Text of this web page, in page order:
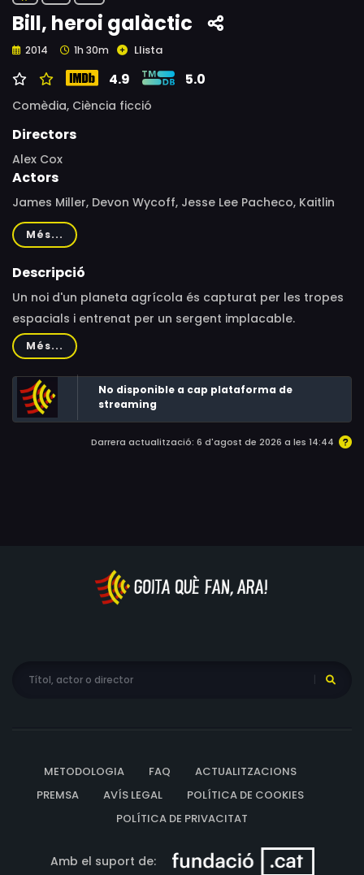
Bill, heroi galàctic
2014 1h 30m Llista
4.9 5.0
Comèdia, Ciència ficció
Directors
Alex Cox
Actors
James Miller, Devon Wycoff, Jesse Lee Pacheco, Kaitlin
McManus, Eddy Jordan, Hayden Winston, Brittany
Handler, Nick Wagner, Shayn Herndon
Més...
Descripció
Un noi d'un planeta agrícola és capturat per les tropes
espacials i entrenat per un sergent implacable.
Més...
No disponible a cap plataforma de
streaming
Darrera actualització: 6 d'agost de 2026 a les 14:44
METODOLOGIA FAQ
ACTUALITZACIONS
PREMSA
AVÍS LEGAL
POLÍTICA DE COOKIES
POLÍTICA DE PRIVACITAT
Amb el suport de: